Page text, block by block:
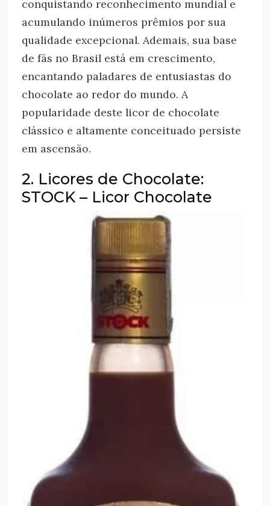
conquistando reconhecimento mundial e
acumulando inúmeros prêmios por sua
qualidade excepcional. Ademais, sua base
de fãs no Brasil está em crescimento,
encantando paladares de entusiastas do
chocolate ao redor do mundo. A
popularidade deste licor de chocolate
clássico e altamente conceituado persiste
em ascensão.
2. Licores de Chocolate:
STOCK – Licor Chocolate